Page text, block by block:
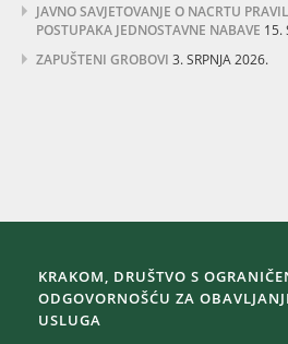
JAVNO SAVJETOVANJE O NACRTU
POSTUPAKA JEDNOSTAVNE NABAVE 15.
ZAPUŠTENI GROBOVI 3. SRPNJA 2026.
KRAKOM, DRUŠTVO S
ODGOVORNOŠĆU ZA
USLUGA